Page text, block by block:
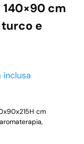
cm
e
inclusa
cm